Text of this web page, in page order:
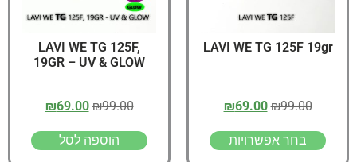
LAVI WE TG 125F 19gr
₪99.00
₪69.00
בחר אפשרויות
LAVI WE TG 125F,
19GR – UV & GLOW
₪99.00
₪69.00
הוספה לסל